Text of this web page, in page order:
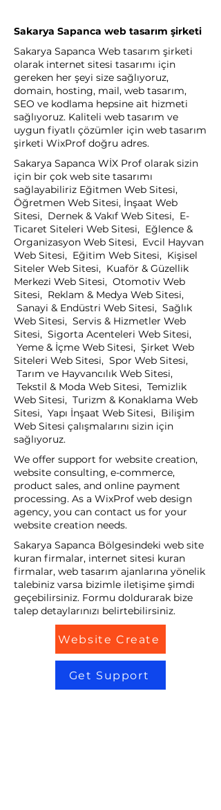
Sakarya Sapanca web tasarım şirketi
Sakarya Sapanca Web tasarım şirketi
olarak internet sitesi tasarımı için
gereken her şeyi size sağlıyoruz,
domain, hosting, mail, web tasarım,
SEO ve kodlama hepsine ait hizmeti
sağlıyoruz. Kaliteli web tasarım ve
uygun fiyatlı çözümler için web tasarım
şirketi WixProf doğru adres.
Sakarya Sapanca WİX Prof olarak sizin
için bir çok web site tasarımı
sağlayabiliriz Eğitmen Web Sitesi,
Öğretmen Web Sitesi, İnşaat Web
Sitesi, Dernek & Vakıf Web Sitesi, E-
Ticaret Siteleri Web Sitesi, Eğlence &
Organizasyon Web Sitesi, Evcil Hayvan
Web Sitesi, Eğitim Web Sitesi, Kişisel
Siteler Web Sitesi, Kuaför & Güzellik
Merkezi Web Sitesi, Otomotiv Web
Sitesi, Reklam & Medya Web Sitesi,
Sanayi & Endüstri Web Sitesi, Sağlık
Web Sitesi, Servis & Hizmetler Web
Sitesi, Sigorta Acenteleri Web Sitesi,
Yeme & İçme Web Sitesi, Şirket Web
Siteleri Web Sitesi, Spor Web Sitesi,
Tarım ve Hayvancılık Web Sitesi,
Tekstil & Moda Web Sitesi, Temizlik
Web Sitesi, Turizm & Konaklama Web
Sitesi, Yapı İnşaat Web Sitesi, Bilişim
Web Sitesi çalışmalarını sizin için
sağlıyoruz.
We offer support for website creation,
website consulting, e-commerce,
product sales, and online payment
processing. As a WixProf web design
agency, you can contact us for your
website creation needs.
Sakarya Sapanca Bölgesindeki web site
kuran firmalar, internet sitesi kuran
firmalar, web tasarım ajanlarına yönelik
talebiniz varsa bizimle iletişime şimdi
geçebilirsiniz. Formu doldurarak bize
talep detaylarınızı belirtebilirsiniz.
Website Create
Get Support